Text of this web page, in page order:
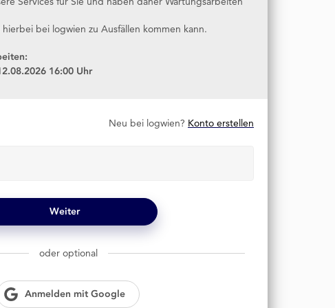
bei logwien zu Ausfällen kommen kann.
16:00 Uhr
Neu bei logwien? Konto erstellen
Weiter
oder optional
Anmelden mit Google